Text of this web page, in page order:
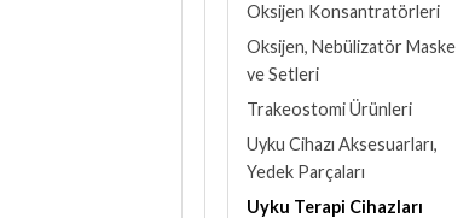
Oksijen Konsantratörleri
Oksijen, Nebülizatör Maske
ve Setleri
Trakeostomi Ürünleri
Uyku Cihazı Aksesuarları,
Yedek Parçaları
Uyku Terapi Cihazları